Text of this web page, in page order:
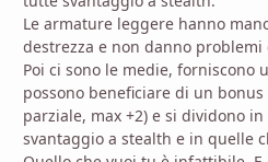
Le armature leggere hanno
destrezza e non danno problemi
Poi ci sono le medie, forniscono
possono beneficiare di un
parziale, max +2) e si dividono
svantaggio a stealth e in quelle